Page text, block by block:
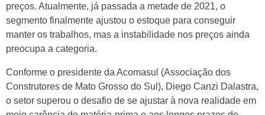
preços. Atualmente, já passada a metade de 2021, o
segmento finalmente ajustou o estoque para conseguir
manter os trabalhos, mas a instabilidade nos preços ainda
preocupa a categoria.
Conforme o presidente da Acomasul (Associação dos
Construtores de Mato Grosso do Sul), Diego Canzi Dalastra,
o setor superou o desafio de se ajustar à nova realidade em